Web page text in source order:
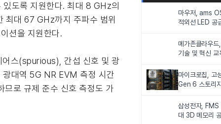
도록 지원한다. 최대 8 GHz의
최대 67 GHz까지 주파수 범위
션을 지원한다.
스(spurious), 간섭 신호 및 광
광대역 5G NR EVM 측정 시간
로 규제 준수 신호 측정도 가
마우저, ams
적외선 LED 공
메가존클라우드
기술 및 혁신
마이크로칩, 고
Gen 6 스토리
삼성전자,
대 3D 메모리